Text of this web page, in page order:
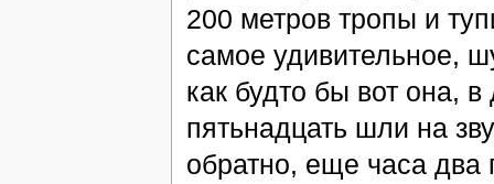
200 метров тропы и
самое удивительное,
как будто бы вот она,
пятьнадцать шли на
обратно, еще часа два